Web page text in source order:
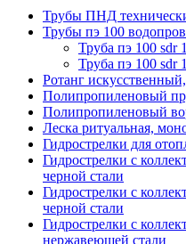
Трубы ПНД
Трубы пэ 100
Труба пэ 100 sdr
Труба пэ 100 sdr
Ротанг
Полипропиленовый
Полипропиленовый
Леска ритуальная,
Гидрострелки для
Гидрострелки с
черной стали
Гидрострелки с
черной стали
Гидрострелки с
нержавеющей стали